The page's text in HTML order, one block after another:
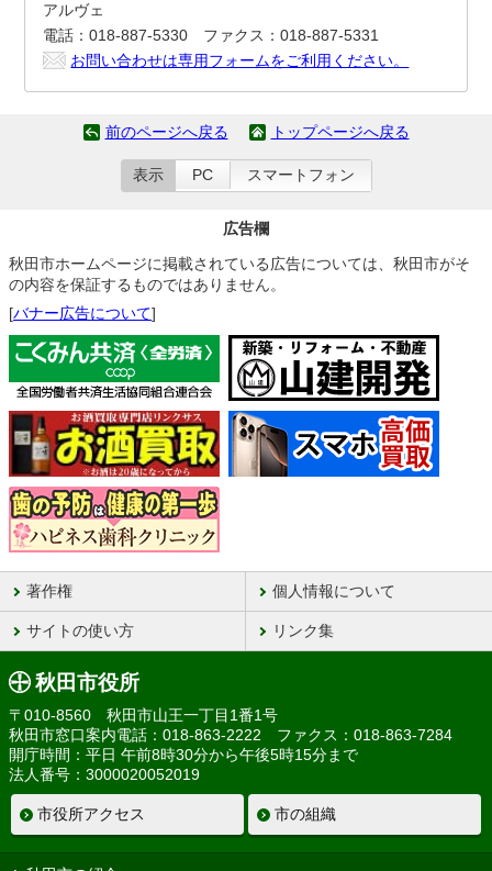
アルヴェ
電話：018-887-5330 ファクス：018-887-5331
お問い合わせは専用フォームをご利用ください。
前のページへ戻る トップページへ戻る
表示 PC スマートフォン
広告欄
秋田市ホームページに掲載されている広告については、秋田市がそ
の内容を保証するものではありません。
[バナー広告について]
著作権 個人情報について
サイトの使い方 リンク集
秋田市役所
〒010-8560 秋田市山王一丁目1番1号
秋田市窓口案内電話：018-863-2222 ファクス：018-863-7284
開庁時間：平日 午前8時30分から午後5時15分まで
法人番号：3000020052019
市役所アクセス 市の組織